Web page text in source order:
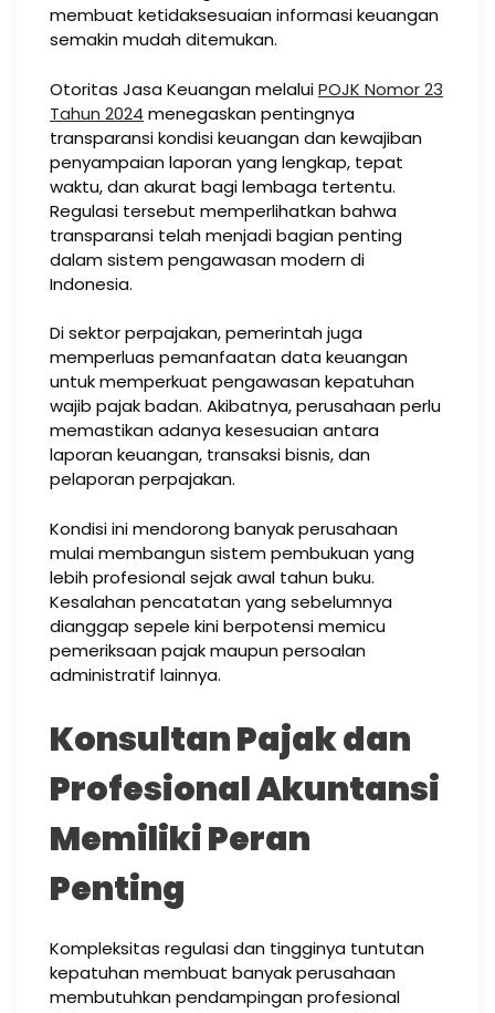
membuat ketidaksesuaian informasi keuangan
semakin mudah ditemukan.
Otoritas Jasa Keuangan melaluiPOJK Nomor 23
Tahun 2024 menegaskan pentingnya
transparansi kondisi keuangan dan kewajiban
penyampaian laporan yang lengkap, tepat
waktu, dan akurat bagi lembaga tertentu.
Regulasi tersebut memperlihatkan bahwa
transparansi telah menjadi bagian penting
dalam sistem pengawasan modern di
Indonesia.
Di sektor perpajakan, pemerintah juga
memperluas pemanfaatan data keuangan
untuk memperkuat pengawasan kepatuhan
wajib pajak badan. Akibatnya, perusahaan perlu
memastikan adanya kesesuaian antara
laporan keuangan, transaksi bisnis, dan
pelaporan perpajakan.
Kondisi ini mendorong banyak perusahaan
mulai membangun sistem pembukuan yang
lebih profesional sejak awal tahun buku.
Kesalahan pencatatan yang sebelumnya
dianggap sepele kini berpotensi memicu
pemeriksaan pajak maupun persoalan
administratif lainnya.
Konsultan Pajak dan
Profesional Akuntansi
Memiliki Peran
Penting
Kompleksitas regulasi dan tingginya tuntutan
kepatuhan membuat banyak perusahaan
membutuhkan pendampingan profesional